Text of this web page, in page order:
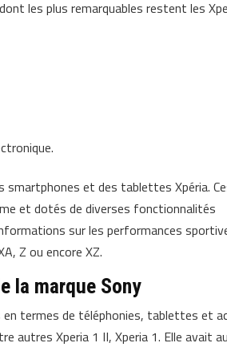
les plus remarquables restent les
et des tablettes Xpéria.
et dotés de diverses fonctionnalités
sur les performances
Z ou encore XZ.
la marque Sony
en termes de téléphonies, tablettes et
autres Xperia 1 II, Xperia 1. Elle avait